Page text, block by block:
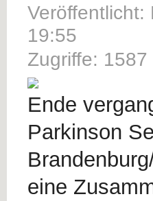
Veröffentlicht:
19:55
Zugriffe: 1587
Ende
Parkinson
eine